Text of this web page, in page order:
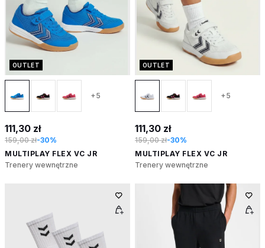
OUTLET
+5
111,30 zł
159,00 zł-30%
MULTIPLAY FLEX VC JR
Trenery wewnętrzne
OUTLET
+5
111,30 zł
159,00 zł-30%
MULTIPLAY FLEX VC JR
Trenery wewnętrzne